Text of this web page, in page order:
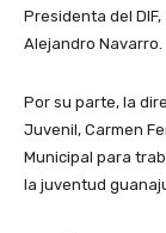
Presidenta del
Alejandro Navarro.
Por su parte, la
Juvenil, Carmen
Municipal para
la juventud